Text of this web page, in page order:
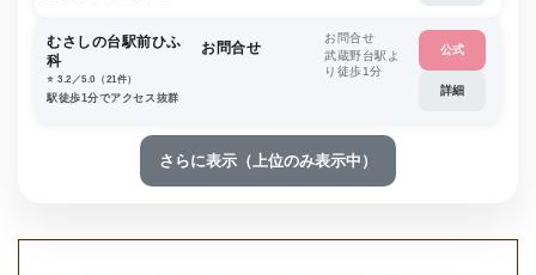
むさしの台駅前ひふ
科
⭐️ 3.2／5.0（21件）
駅徒歩1分でアクセス抜群
お問合せ
お問合せ
武蔵野台駅よ
り徒歩1分
公式
詳細
さらに表示（上位のみ表示中）